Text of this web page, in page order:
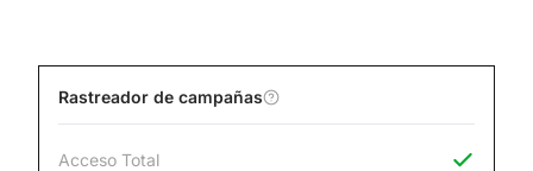
Rastreador de campañas
Acceso Total